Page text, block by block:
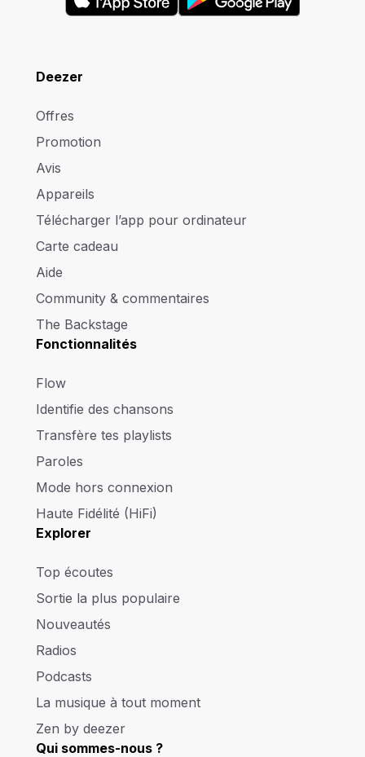
Deezer
Offres
Promotion
Avis
Appareils
Télécharger l’app pour ordinateur
Carte cadeau
Aide
Community & commentaires
The Backstage
Fonctionnalités
Flow
Identifie des chansons
Transfère tes playlists
Paroles
Mode hors connexion
Haute Fidélité (HiFi)
Explorer
Top écoutes
Sortie la plus populaire
Nouveautés
Radios
Podcasts
La musique à tout moment
Zen by deezer
Qui sommes-nous ?